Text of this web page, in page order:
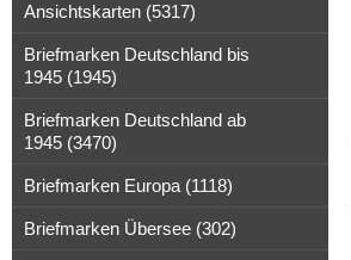
Ansichtskarten (5317)
Briefmarken Deutschland bis
1945 (1945)
Briefmarken Deutschland ab
1945 (3470)
Briefmarken Europa (1118)
Briefmarken Übersee (302)